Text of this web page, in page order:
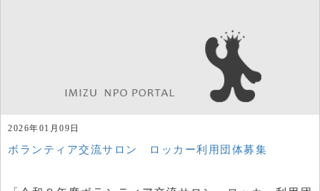
2026年01月09日
ボランティア交流サロン ロッカー利用団体募集